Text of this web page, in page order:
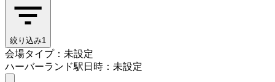
絞り込み1
会場タイプ：未設定
ハーバーランド駅日時：未設定